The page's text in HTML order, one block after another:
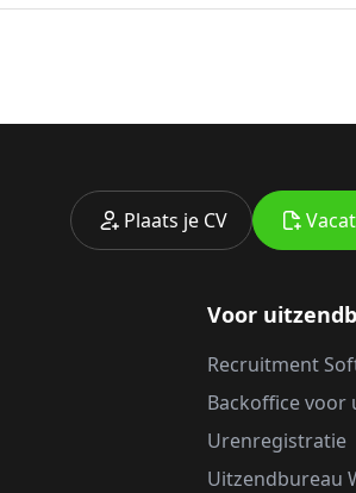
Plaats je CV
Voor
Recruitment
Backoffice voor
Urenregistratie
Uitzendbureau